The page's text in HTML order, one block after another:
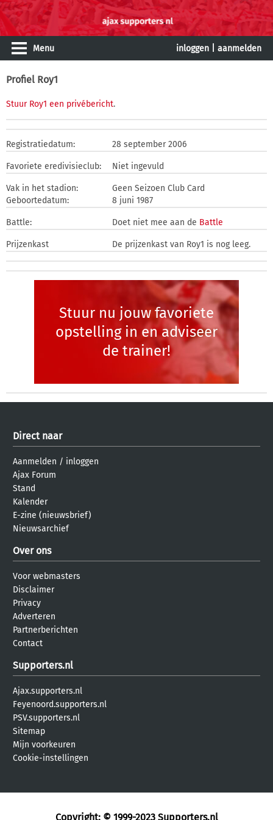
Menu inloggen aanmelden
Profiel Roy1
Stuur Roy1 een privébericht.
Registratiedatum: 28 september 2006
Favoriete eredivisieclub: Niet ingevuld
Vak in het stadion:
Geen Seizoen Club Card
Geboortedatum:
8 juni 1987
Battle: Doet niet mee aan de Battle
Prijzenkast De prijzenkast van Roy1 is nog leeg.
Stuur nu jouw favoriete
opstelling in en adviseer
de trainer!
Direct naar
Aanmelden / inloggen
Ajax Forum
Stand
Kalender
E-zine (nieuwsbrief)
Nieuwsarchief
Over ons
Voor webmasters
Disclaimer
Privacy
Adverteren
Partnerberichten
Contact
Supporters.nl
Ajax.supporters.nl
Feyenoord.supporters.nl
PSV.supporters.nl
Sitemap
Mijn voorkeuren
Cookie-instellingen
Copyright: © 1999-2023 Supporters.nl